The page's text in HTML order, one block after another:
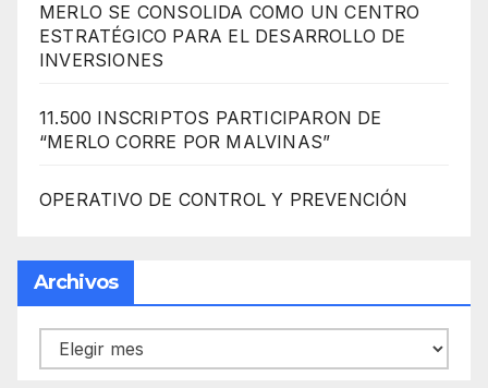
MERLO SE CONSOLIDA COMO UN CENTRO
ESTRATÉGICO PARA EL DESARROLLO DE
INVERSIONES
11.500 INSCRIPTOS PARTICIPARON DE
“MERLO CORRE POR MALVINAS”
OPERATIVO DE CONTROL Y PREVENCIÓN
Archivos
Archivos